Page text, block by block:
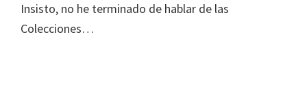
Insisto, no he terminado de hablar de las
Colecciones…